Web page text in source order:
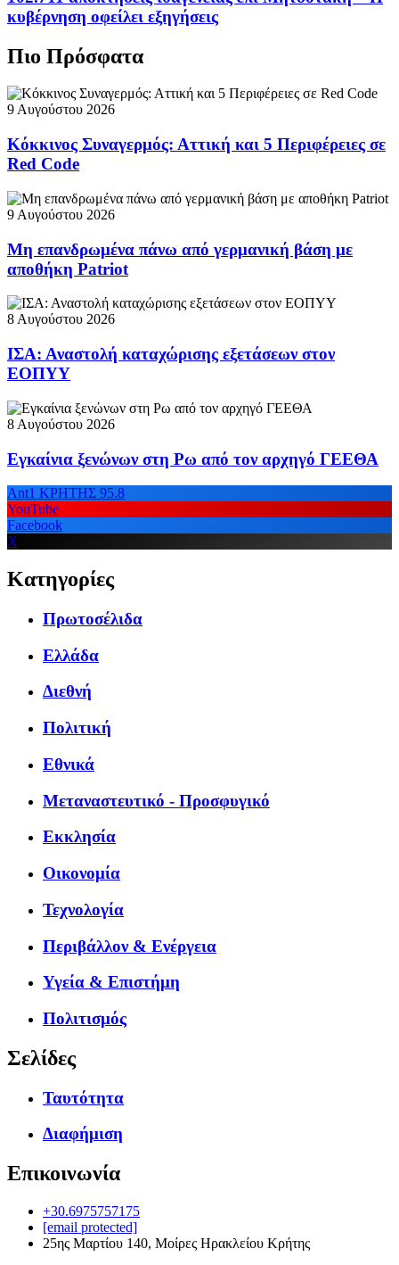
κυβέρνηση οφείλει εξηγήσεις
Πιο Πρόσφατα
9 Αυγούστου 2026
Κόκκινος Συναγερμός: Αττική και 5 Περιφέρειες σε
Red Code
9 Αυγούστου 2026
Μη επανδρωμένα πάνω από γερμανική βάση με
αποθήκη Patriot
8 Αυγούστου 2026
ΙΣΑ: Αναστολή καταχώρισης εξετάσεων στον
ΕΟΠΥΥ
8 Αυγούστου 2026
Εγκαίνια ξενώνων στη Ρω από τον αρχηγό ΓΕΕΘΑ
Ant1 ΚΡΗΤΗΣ 95.8
YouTube
Facebook
X
Κατηγορίες
Πρωτοσέλιδα
Ελλάδα
Διεθνή
Πολιτική
Εθνικά
Μεταναστευτικό - Προσφυγικό
Εκκλησία
Οικονομία
Τεχνολογία
Περιβάλλον & Ενέργεια
Υγεία & Επιστήμη
Πολιτισμός
Σελίδες
Ταυτότητα
Διαφήμιση
Επικοινωνία
+30.6975757175
[email protected]
25ης Μαρτίου 140, Μοίρες Ηρακλείου Κρήτης